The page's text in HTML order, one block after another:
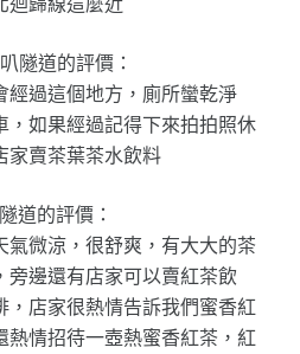
隧道的評價：
經過這個地方，廁所蠻乾淨
，如果經過記得下來拍拍照休
家賣茶葉茶水飲料
道的評價：
氣微涼，很舒爽，有大大的茶
旁邊還有店家可以賣紅茶飲
，店家很熱情告訴我們蜜香紅
熱情招待一壺熱蜜香紅茶，紅